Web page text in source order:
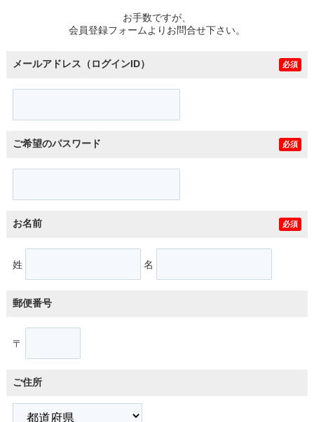
お手数ですが、
会員登録フォームよりお問合せ下さい。
メールアドレス（ログインID） 必須
ご希望のパスワード 必須
お名前 必須
姓 名
郵便番号
〒
ご住所